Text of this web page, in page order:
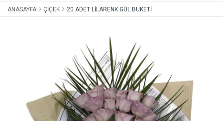
ANASAYFA ÇIÇEK 20 ADET LILARENK GÜL BUKETI